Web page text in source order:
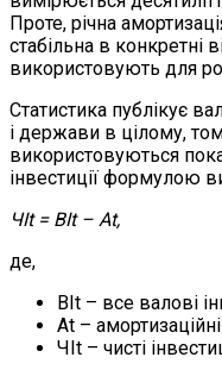
Проте, річна
стабільна в конкретні
використовують для
Статистика публікує
і держави в цілому,
використовуються
інвестиції формулою
ЧІt = ВІt – Аt,
де,
ВІt – все валові
Аt –
ЧІt – чисті